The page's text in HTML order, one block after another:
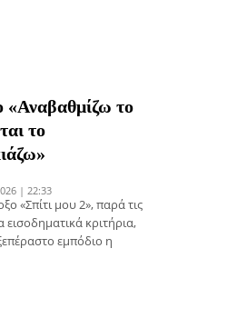
«Αναβαθμίζω το
το
| 22:33
«Σπίτι μου 2», παρά τις
εισοδηματικά κριτήρια,
εμπόδιο η